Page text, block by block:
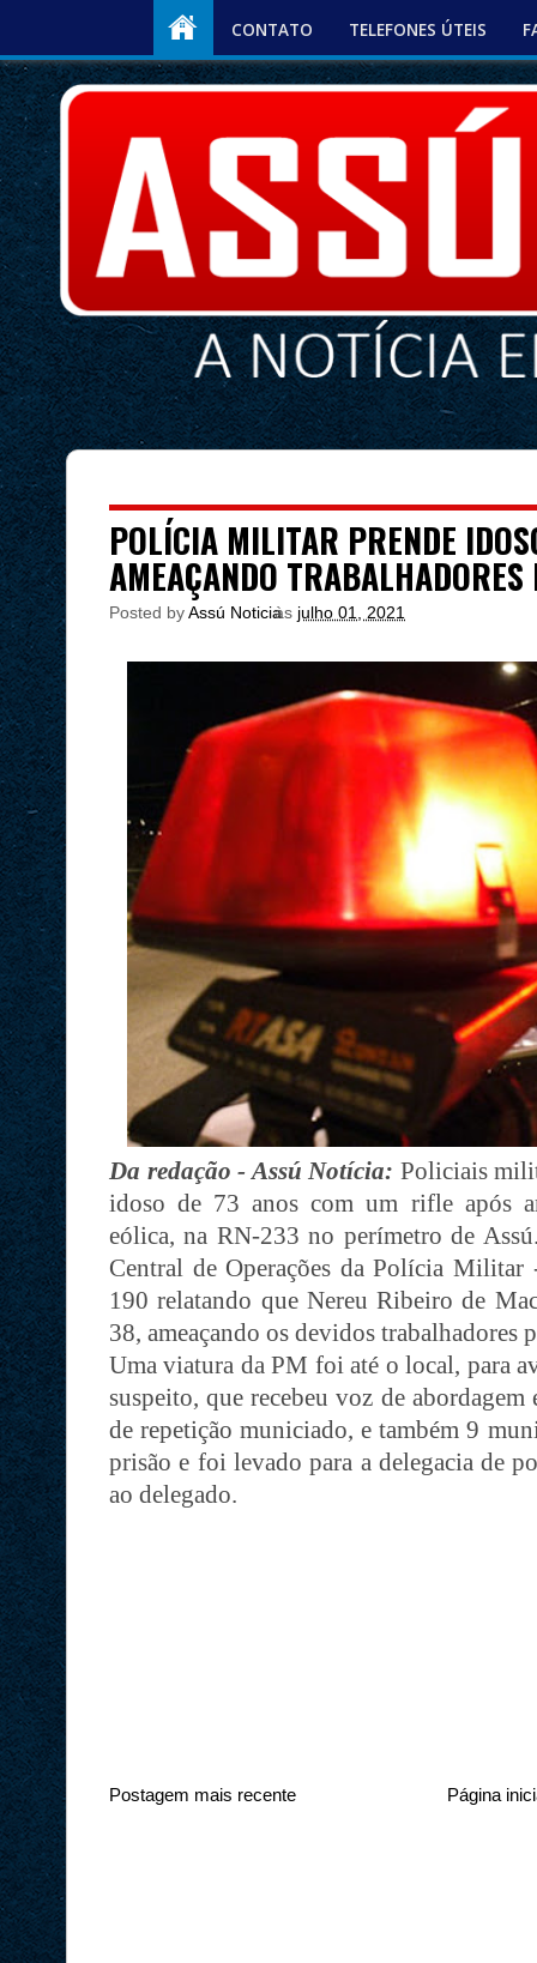
CONTATO TELEFONES ÚTEIS
POLÍCIA MILITAR PRENDE
AMEAÇANDO TRABALHADORES
Posted byAssú Noticia
às julho 01, 2021
Da redação - Assú Notícia: Policiais
idoso de 73 anos com um rifle após
eólica, na RN-233 no perímetro de
Central de Operações da Polícia
190 relatando que Nereu Ribeiro de
38, ameaçando os devidos trabalhadores
Uma viatura da PM foi até o local, para
suspeito, que recebeu voz de
de repetição municiado, e também 9
prisão e foi levado para a delegacia de
ao delegado.
Postagem mais recente Página